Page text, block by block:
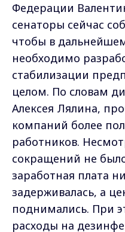
Федерации
сенаторы сейчас
чтобы в
необходимо
стабилизации
целом. По словам
Алексея Лялина,
компаний более
работников.
сокращений не
заработная плата
задерживалась, а
поднимались. При
расходы на